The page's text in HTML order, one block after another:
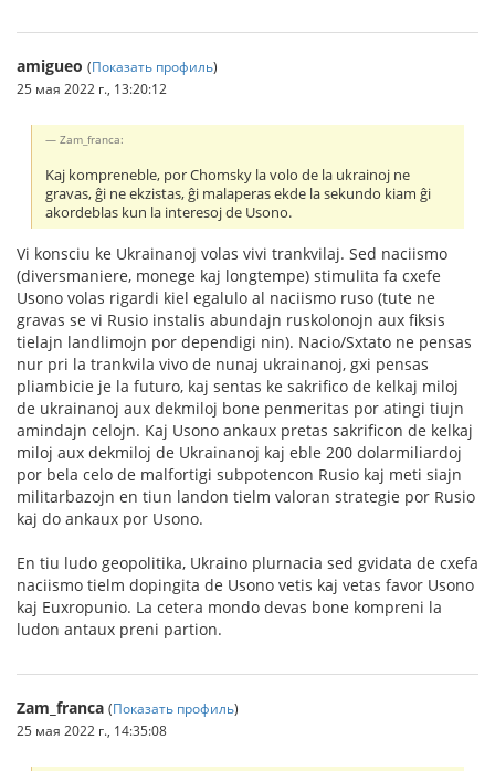
amigueo (Показать профиль)
25 мая 2022 г., 13:20:12
Zam_franca:
Kaj kompreneble, por Chomsky la volo de la ukrainoj ne
gravas, ĝi ne ekzistas, ĝi malaperas ekde la sekundo kiam ĝi
akordeblas kun la interesoj de Usono.
Vi konsciu ke Ukrainanoj volas vivi trankvilaj. Sed naciismo
(diversmaniere, monege kaj longtempe) stimulita fa cxefe
Usono volas rigardi kiel egalulo al naciismo ruso (tute ne
gravas se vi Rusio instalis abundajn ruskolonojn aux fiksis
tielajn landlimojn por dependigi nin). Nacio/Sxtato ne pensas
nur pri la trankvila vivo de nunaj ukrainanoj, gxi pensas
pliambicie je la futuro, kaj sentas ke sakrifico de kelkaj miloj
de ukrainanoj aux dekmiloj bone penmeritas por atingi tiujn
amindajn celojn. Kaj Usono ankaux pretas sakrificon de kelkaj
miloj aux dekmiloj de Ukrainanoj kaj eble 200 dolarmiliardoj
por bela celo de malfortigi subpotencon Rusio kaj meti siajn
militarbazojn en tiun landon tielm valoran strategie por Rusio
kaj do ankaux por Usono.
En tiu ludo geopolitika, Ukraino plurnacia sed gvidata de cxefa
naciismo tielm dopingita de Usono vetis kaj vetas favor Usono
kaj Euxropunio. La cetera mondo devas bone kompreni la
ludon antaux preni partion.
Zam_franca (Показать профиль)
25 мая 2022 г., 14:35:08